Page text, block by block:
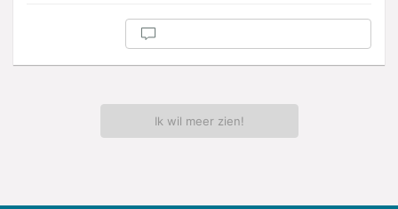
Ik wil meer zien!